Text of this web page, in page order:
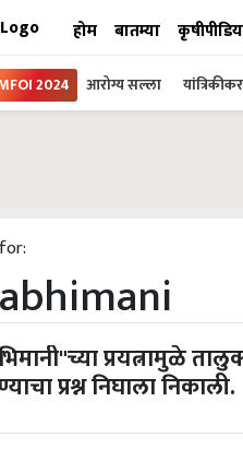
होम बातम्या
2024 आरोग्य सल्ला
प्रयत्नामुळे
प्रश्न निघाला निकाली.